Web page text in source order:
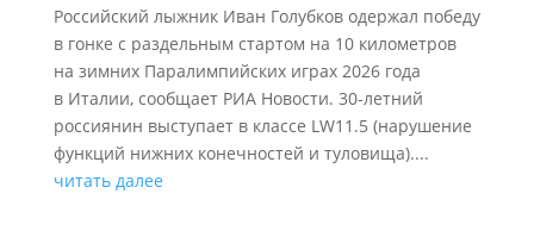
Российский лыжник Иван Голубков одержал победу
в гонке с раздельным стартом на 10 километров
на зимних Паралимпийских играх 2026 года
в Италии, сообщает РИА Новости. 30-летний
россиянин выступает в классе LW11.5 (нарушение
функций нижних конечностей и туловища)....
читать далее